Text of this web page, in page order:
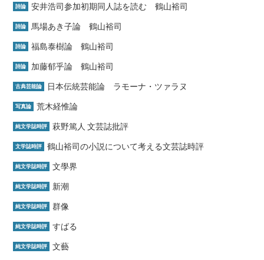
詩論 安井浩司参加初期同人誌を読む 鶴山裕司
詩論 馬場あき子論 鶴山裕司
詩論 福島泰樹論 鶴山裕司
詩論 加藤郁乎論 鶴山裕司
古典芸能論 日本伝統芸能論 ラモーナ・ツァラヌ
写真論 荒木経惟論
純文学誌時評 萩野篤人 文芸誌批評
文学誌時評 鶴山裕司の小説について考える文芸誌時評
純文学誌時評 文學界
純文学誌時評 新潮
純文学誌時評 群像
純文学誌時評 すばる
純文学誌時評 文藝